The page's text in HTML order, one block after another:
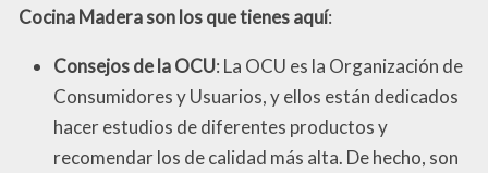
Cocina Madera son los que tienes aquí:
Consejos de la OCU: La OCU es la Organización de
Consumidores y Usuarios, y ellos están dedicados
hacer estudios de diferentes productos y
recomendar los de calidad más alta. De hecho, son